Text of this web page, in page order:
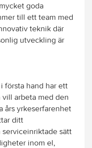
goda
till ett team med
teknik där
utveckling är
första hand har ett
arbeta med den
års yrkeserfarenhet
ditt
serviceinriktade sätt
inom el,